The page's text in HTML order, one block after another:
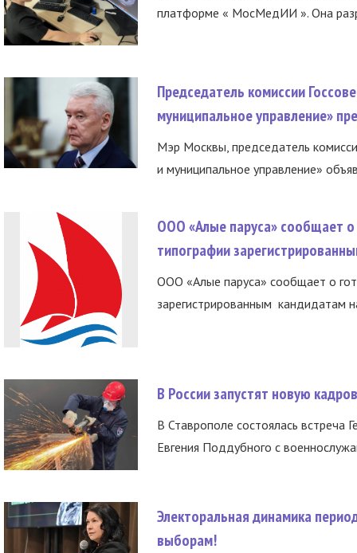
платформе « МосМедИИ ». Она
Председатель комиссии
муниципальное управление»
Мэр Москвы, председатель
и муниципальное управление»
ООО «Алые паруса» сообщает о
типографии
ООО «Алые паруса» сообщает о
зарегистрированным кандидатам
В России запустят новую
В Ставрополе состоялась встреча
Евгения Поддубного с
Электоральная динамика
выборам!